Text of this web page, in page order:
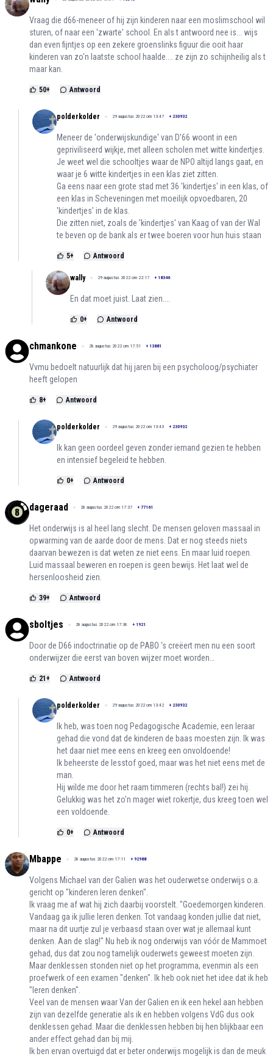
Vraag die d66-meneer of hij zijn kinderen naar een moslimschool wil
sturen, of naar een 'zwarte' school. En als t antwoord nee is... wijs
dan even fijntjes op een zekere groenslinks figuur die ooit haar
kinderen van zo'n laatste school haalde.... ze zijn zo schijnheilig als t
maar kan.
50+ Antwoord
polderkolder 29 augustus 2022 om 13:47 + 230932
Meneer de 'onderwijskundige' van D'66 woont in een
gepriviliseerd wijkje, met alleen scholen met witte kindertjes.
Je weet wel die schooltjes waar de NPO altijd langs gaat, en
waar je 6 witte kindertjes in een klas ziet zitten.
Ga eens naar een grote stad met 36 'kindertjes' in een klas, of
een klas in Scheveningen met moeilijk opvoedbaren, 20
'kindertjes' in de klas.
Die zitten niet, zoals de 'kindertjes' van Kaag of van der Wal
te beven op de bank als er twee boeren voor hun huis staan
5+ Antwoord
wally 29 augustus 2022 om 22:17 + 18346
En dat moet juist. Laat zien....
0+ Antwoord
chmankone 28 augustus 2022 om 17:51 + 13881
Vvmu bedoelt natuurlijk dat hij jaren bij een psycholoog/psychiater
heeft gelopen
8+ Antwoord
polderkolder 29 augustus 2022 om 13:43 + 230932
Ik kan geen oordeel geven zonder iemand gezien te hebben
en intensief begeleid te hebben.
0+ Antwoord
dageraad 28 augustus 2022 om 17:37 + 77161
Het onderwijs is al heel lang slecht. De mensen geloven massaal in
opwarming van de aarde door de mens. Dat er nog steeds niets
daarvan bewezen is dat weten ze niet eens. En maar luid roepen.
Luid massaal beweren en roepen is geen bewijs. Het laat wel de
hersenloosheid zien.
39+ Antwoord
sboltjes 28 augustus 2022 om 17:36 + 1921
Door de D66 indoctrinatie op de PABO ‘s creëert men nu een soort
onderwijzer die eerst van boven wijzer moet worden…
21 + Antwoord
polderkolder 29 augustus 2022 om 13:42 + 230932
Ik heb, was toen nog Pedagogische Academie, een leraar
gehad die vond dat de kinderen de baas moesten zijn. Ik was
het daar niet mee eens en kreeg een onvoldoende!
Ik beheerste de lesstof goed, maar was het niet eens met de
man.
Hij wilde me door het raam timmeren (rechts bal!) zei hij.
Gelukkig was het zo'n mager wiet rokertje, dus kreeg toen wel
een voldoende.
0+ Antwoord
Mbappe 28 augustus 2022 om 17:11 + 92988
Volgens Michael van der Galien was het ouderwetse onderwijs o.a.
gericht op "kinderen leren denken".
Ik vraag me af wat hij zich daarbij voorstelt. "Goedemorgen kinderen.
Vandaag ga ik jullie leren denken. Tot vandaag konden jullie dat niet,
maar na dit uurtje zul je verbaasd staan over wat je allemaal kunt
denken. Aan de slag!" Nu heb ik nog onderwijs van vóór de Mammoet
gehad, dus dat zou nog tamelijk ouderwets geweest moeten zijn.
Maar denklessen stonden niet op het programma, evenmin als een
proefwerk of een examen "denken". Ik heb ook niet het idee dat ik heb
"leren denken".
Veel van de mensen waar Van der Galien en ik een hekel aan hebben
zijn van dezelfde generatie als ik en hebben volgens VdG dus ook
denklessen gehad. Maar die denklessen hebben bij hen blijkbaar een
ander effect gehad dan bij mij.
Ik ben ervan overtuigd dat er beter onderwijs mogelijk is dan de meuk